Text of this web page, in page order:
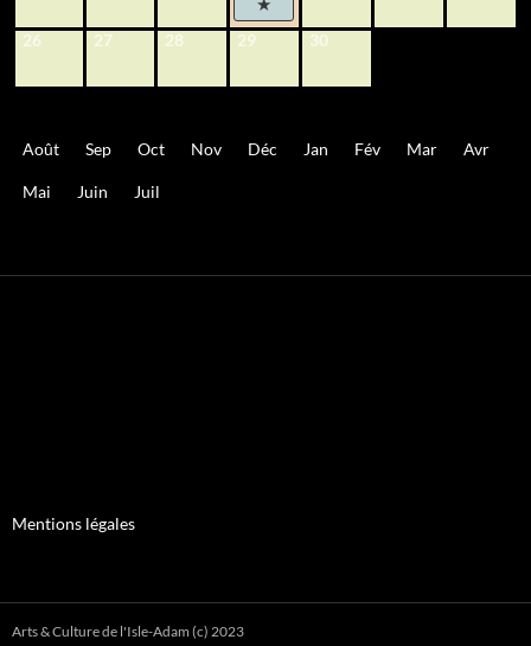
26 27 28 29 30
Août Sep Oct Nov Déc Jan Fév Mar Avr
Mai Juin Juil
Mentions légales